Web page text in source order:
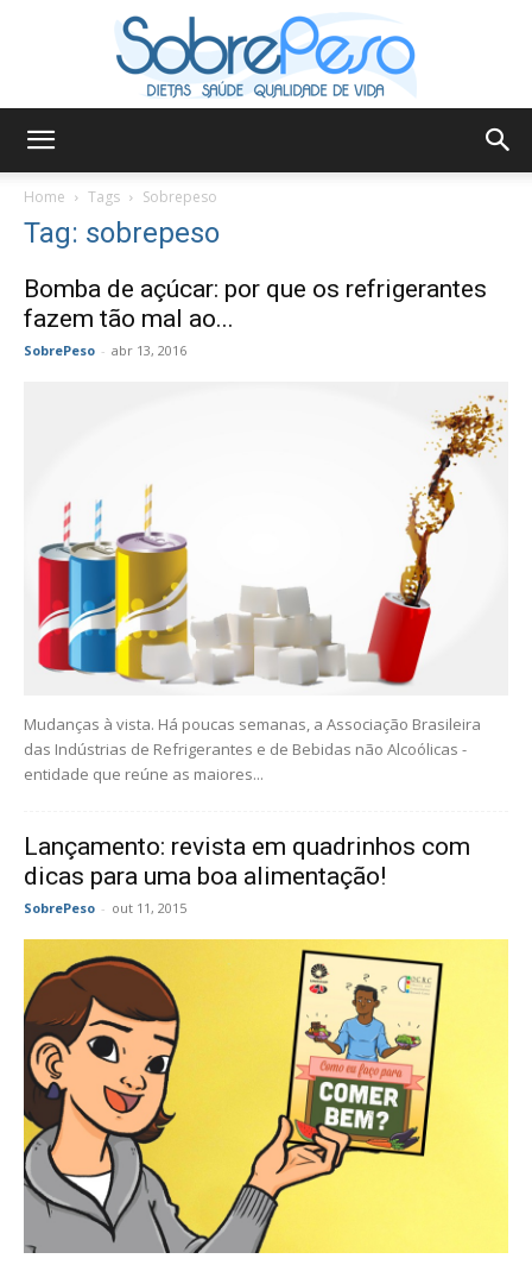
Home Tags Sobrepeso
Tag: sobrepeso
Bomba de açúcar: por que os refrigerantes
fazem tão mal ao...
SobrePeso - abr 13, 2016
Mudanças à vista. Há poucas semanas, a Associação Brasileira
das Indústrias de Refrigerantes e de Bebidas não Alcoólicas -
entidade que reúne as maiores...
Lançamento: revista em quadrinhos com
dicas para uma boa alimentação!
SobrePeso - out 11, 2015